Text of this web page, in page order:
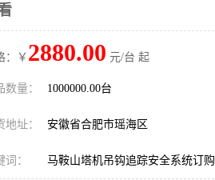
：￥ 2880.00 元/台 起
数量： 1000000.00台
地址： 安徽省合肥市瑶海区
词： 马鞍山塔机吊钩追踪安全系统订购